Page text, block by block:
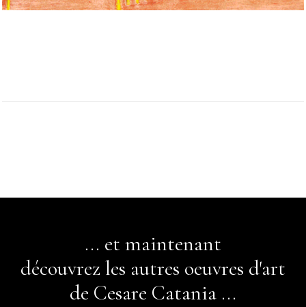
... et maintenant
découvrez les autres oeuvres d'art
de Cesare Catania ...